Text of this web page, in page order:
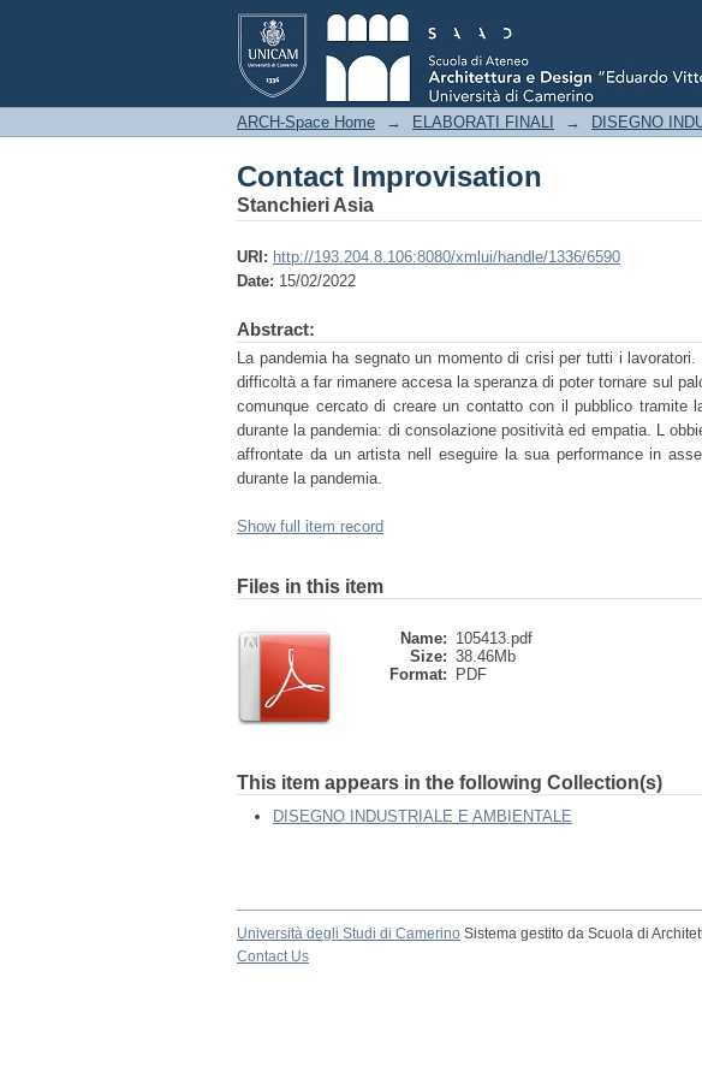
Contact Improvisation
ARCH-Space Home → ELABORATI FINALI → DISEGNO
Contact Improvisation
Stanchieri Asia
URI: http://193.204.8.106:8080/xmlui/handle/1336/6590
Date: 15/02/2022
Abstract:
La pandemia ha segnato un momento di crisi per tutti i
difficoltà a far rimanere accesa la speranza di poter tornare sul
comunque cercato di creare un contatto con il pubblico tramite
durante la pandemia: di consolazione positività ed empatia. L
affrontate da un artista nell eseguire la sua performance in
durante la pandemia.
Show full item record
Files in this item
Name: 105413.pdf
Size: 38.46Mb
Format:
PDF
This item appears in the following Collection(s)
DISEGNO INDUSTRIALE E AMBIENTALE
Università degli Studi di Camerino Sistema gestito da Scuola di
Contact Us